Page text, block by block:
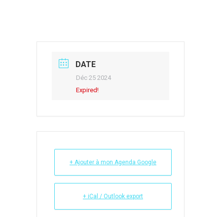
DATE
Déc 25 2024
Expired!
+ Ajouter à mon Agenda Google
+ iCal / Outlook export